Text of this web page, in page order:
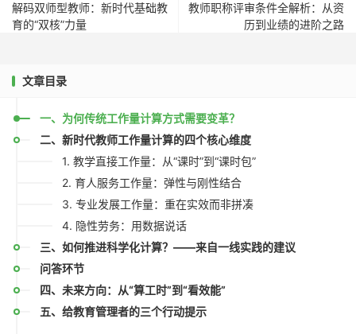
解码双师型教师：新时代基础教
育的“双核”力量
教师职称评审条件全解析：从资
历到业绩的进阶之路
文章目录
一、为何传统工作量计算方式需要变革？
二、新时代教师工作量计算的四个核心维度
1. 教学直接工作量：从“课时”到“课时包”
2. 育人服务工作量：弹性与刚性结合
3. 专业发展工作量：重在实效而非拼凑
4. 隐性劳务：用数据说话
三、如何推进科学化计算？——来自一线实践的建议
问答环节
四、未来方向：从“算工时”到“看效能”
五、给教育管理者的三个行动提示